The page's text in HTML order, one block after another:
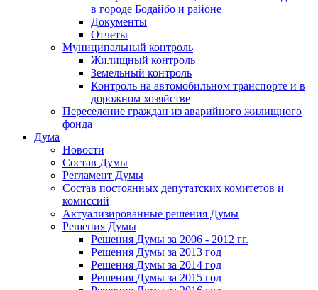
в городе Бодайбо и районе
Документы
Отчеты
Муниципальный контроль
Жилищный контроль
Земельный контроль
Контроль на автомобильном транспорте и в
дорожном хозяйстве
Переселение граждан из аварийного жилищного
фонда
Дума
Новости
Состав Думы
Регламент Думы
Состав постоянных депутатских комитетов и
комиссий
Актуализированные решения Думы
Решения Думы
Решения Думы за 2006 - 2012 гг.
Решения Думы за 2013 год
Решения Думы за 2014 год
Решения Думы за 2015 год